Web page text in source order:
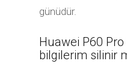
günüdür.
Huawei P60
bilgilerim silinir